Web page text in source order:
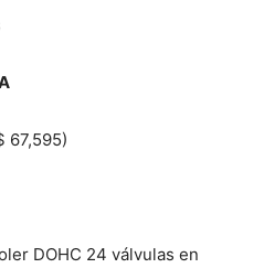
67,595)
DOHC 24 válvulas en